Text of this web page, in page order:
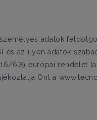
adatok
az ilyen adatok
679 európai rendelet (a
Önt a